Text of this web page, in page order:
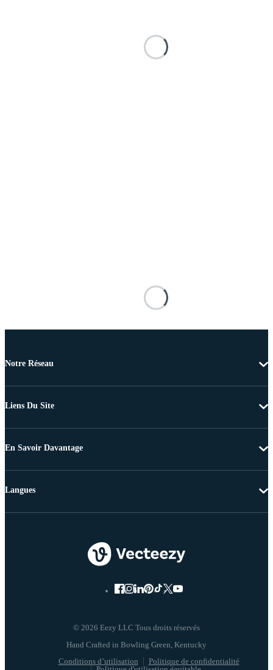
Notre Réseau
Liens Du Site
En Savoir Davantage
© 2026 Eezy LLC Tous droits réservés
Conditions d’utilisation
Politique de confidentialité
Langues